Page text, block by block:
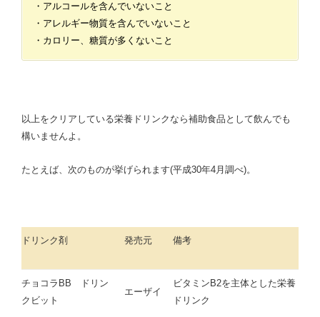
・アルコールを含んでいないこと
・アレルギー物質を含んでいないこと
・カロリー、糖質が多くないこと
以上をクリアしている栄養ドリンクなら補助食品として飲んでも
構いませんよ。
たとえば、次のものが挙げられます(平成30年4月調べ)。
ドリンク剤 発売元 備考
チョコラBB ドリン
クビット
エーザイ
ビタミンB2を主体とした栄養
ドリンク